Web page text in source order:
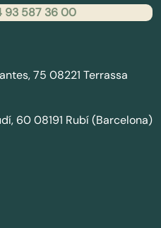
93 587 36 00
75 08221 Terrassa
60 08191 Rubí (Barcelona)